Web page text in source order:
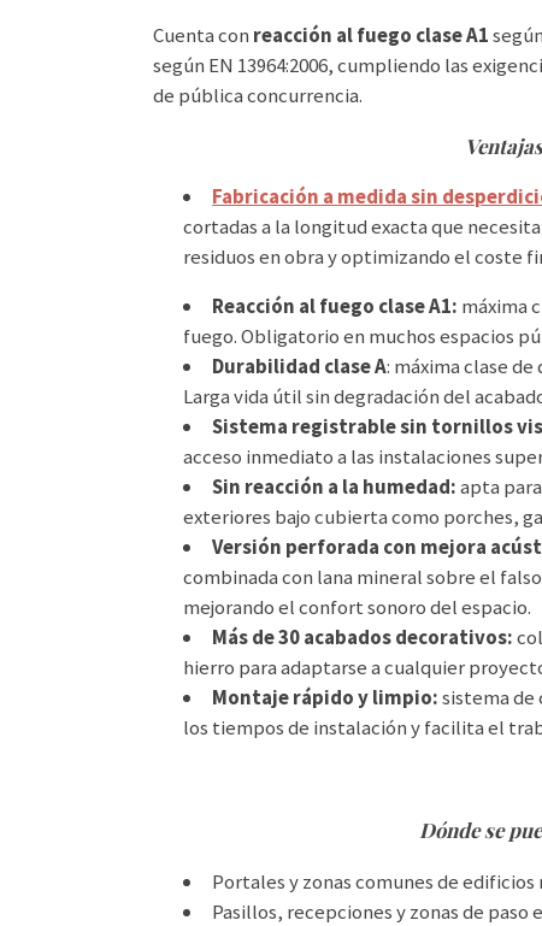
Cuenta con reacción al fuego clase A1
según EN 13964:2006, cumpliendo las
de pública concurrencia.
Fabricación a medida sin
cortadas a la longitud exacta que
residuos en obra y optimizando el coste
Reacción al fuego clase A1: máxima
fuego. Obligatorio en muchos espacios
Durabilidad clase A: máxima clase
Larga vida útil sin degradación del
Sistema registrable sin tornillos
acceso inmediato a las instalaciones
Sin reacción a la humedad:apta
exteriores bajo cubierta como porches,
Versión perforada con mejora
combinada con lana mineral sobre el
mejorando el confort sonoro del espacio.
Más de 30 acabados decorativos:
hierro para adaptarse a cualquier
Montaje rápido y limpio:sistema
los tiempos de instalación y facilita el
Dónde se
Portales y zonas comunes de
Pasillos, recepciones y zonas de